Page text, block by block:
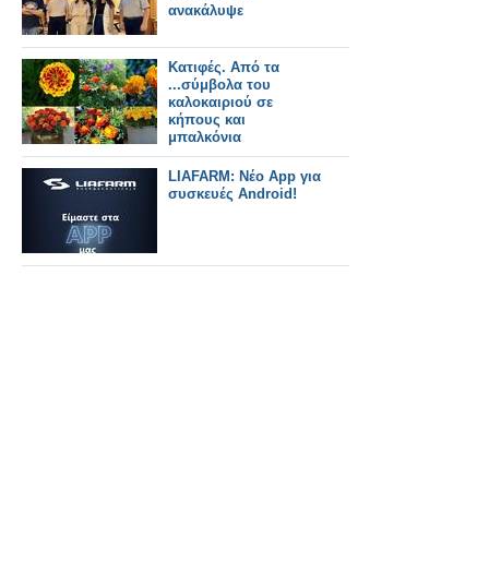
ανακάλυψε
Κατιφές. Από τα
...σύμβολα του
καλοκαιριού σε
κήπους και
μπαλκόνια
LIAFARM: Νέο App για
συσκευές Android!